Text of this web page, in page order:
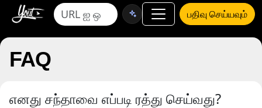
பதிவு செய்யவும்
FAQ
எனது சந்தாவை எப்படி ரத்து செய்வது?